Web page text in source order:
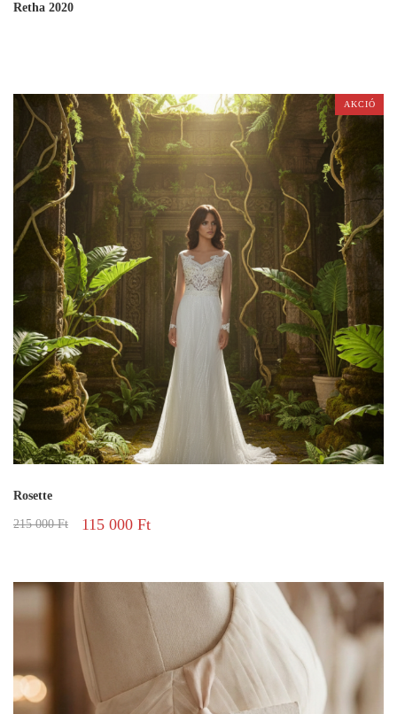
Retha 2020
AKCIÓ
Rosette
215 000Ft 115 000 Ft